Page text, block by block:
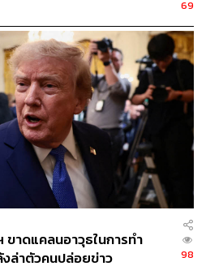
การแก้ไขวิกฤตโลกเดือดคือ
(Collective Task หรือ Mutirão
งานสืบเนื่อง คือ การระดมทุน
ปี 2035 ซึ่งเป็นโปรเจกต์ต่อ
หลือประเทศกำลังพัฒนา และผลัก
ธรรม’ ให้กับโลก
ยังเกิดขึ้นในช่วงครบรอบ 10
ในสนธิสัญญาระบุให้รัฐภาคีต้อง
ส่วนร่วมที่ประเทศกำหนด’
NDCs) ในทุก 5 ปี
ระเทศมีเจตนารมณ์ที่จะปล่อย
ณหภูมิต่ำกว่า 1.5 องศา
ป้าหมายไว้ว่า ปริมาณก๊าซต้อง
69
าดแคลนอาวุธในการทำ
ล่าตัวคนปล่อยข่าว
98